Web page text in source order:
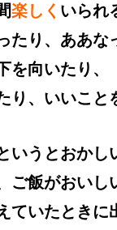
楽しく いられ
たり、ああな
を向いたり、
り、いいこと
いうとおかし
ご飯がおいし
ていたときに